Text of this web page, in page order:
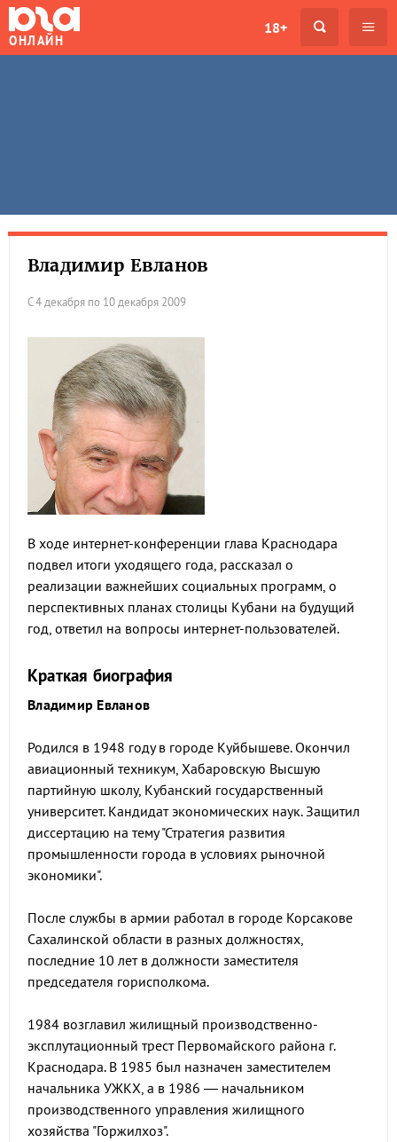
ОНЛАЙН
18+
Владимир Евланов
С 4 декабря по 10 декабря 2009
В ходе интернет-конференции глава Краснодара
подвел итоги уходящего года, рассказал о
реализации важнейших социальных программ, о
перспективных планах столицы Кубани на будущий
год, ответил на вопросы интернет-пользователей.
Краткая биография
Владимир Евланов
Родился в 1948 году в городе Куйбышеве. Окончил
авиационный техникум, Хабаровскую Высшую
партийную школу, Кубанский государственный
университет. Кандидат экономических наук. Защитил
диссертацию на тему "Стратегия развития
промышленности города в условиях рыночной
экономики".
После службы в армии работал в городе Корсакове
Сахалинской области в разных должностях,
последние 10 лет в должности заместителя
председателя горисполкома.
1984 возглавил жилищный производственно-
эксплутационный трест Первомайского района г.
Краснодара. В 1985 был назначен заместителем
начальника УЖКХ, а в 1986 — начальником
производственного управления жилищного
хозяйства "Горжилхоз".